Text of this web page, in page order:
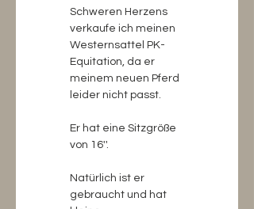
Schweren Herzens
verkaufe ich meinen
Westernsattel PK-
Equitation, da er
meinem neuen Pferd
leider nicht passt.
Er hat eine Sitzgröße
von 16''.
Natürlich ist er
gebraucht und hat